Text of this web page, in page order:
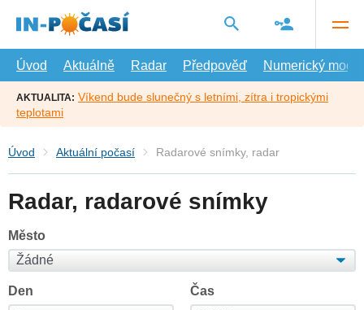
hlavní
Úvod
Aktuálně Radar Předpověď Numerický model
AKTUALITA: Víkend bude slunečný s letními, zítra i tropickými
teplotami
Úvod Aktuální počasí Radarové snímky, radar
Radar, radarové snímky
Město
Den Čas